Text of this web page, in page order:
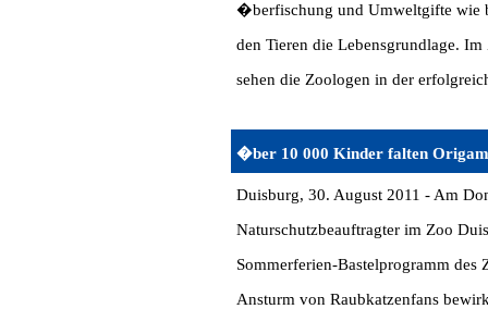
�berfischung und Umweltgifte wie
den Tieren die Lebensgrundlage.
sehen die Zoologen in der
�ber 10 000 Kinder falten
Duisburg, 30. August 2011 - Am
Naturschutzbeauftragter im Zoo
Sommerferien-Bastelprogramm
Ansturm von Raubkatzenfans